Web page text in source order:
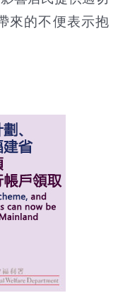
來的不便表示抱